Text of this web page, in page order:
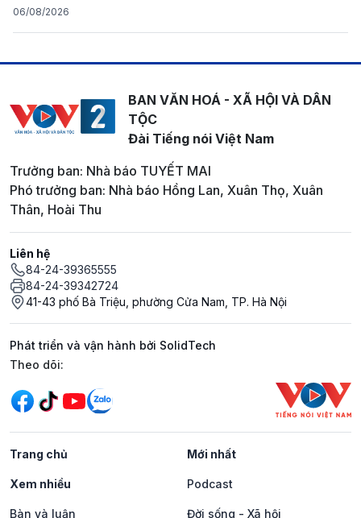
06/08/2026
BAN VĂN HOÁ - XÃ HỘI VÀ DÂN
TỘC
Đài Tiếng nói Việt Nam
Trưởng ban: Nhà báo TUYẾT MAI
Phó trưởng ban: Nhà báo Hồng Lan, Xuân Thọ, Xuân
Thân, Hoài Thu
Liên hệ
84-24-39365555
84-24-39342724
41-43 phố Bà Triệu, phường Cửa Nam, TP. Hà Nội
Phát triển và vận hành bởi SolidTech
Mạng xã hội
Theo dõi:
Trang chủ Mới nhất
Xem nhiều Podcast
Bàn và luận Đời sống - Xã hội